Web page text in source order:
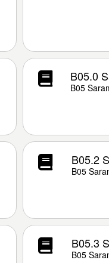
B05.0
B05
B05.2
B05
B05.3
B05